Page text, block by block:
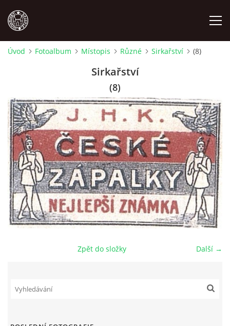
OSOBNOSTI
OSTATNÍ
ODKAZY
O NÁS
DŮL NA SLÍDU (NA KOLE)
tel. 773 916 275
Úvod Fotoalbum Místopis Různé Sirkařství (8)
Sirkařství
(8)
Další →
Zpět do složky